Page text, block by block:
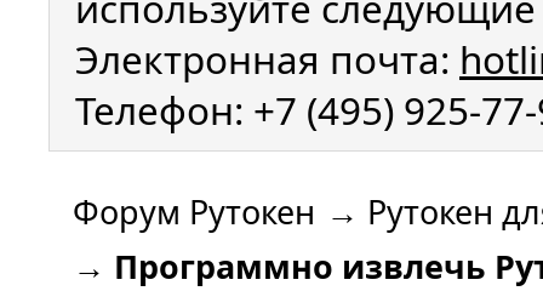
Электронная почта:
Телефон: +7 (495) 925-
Форум Рутокен → Рутокен
→ Программно извлечь